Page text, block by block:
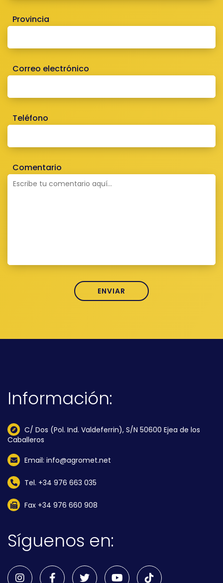
Provincia
Correo electrónico
Teléfono
Comentario
Información:
C/ Dos (Pol. Ind. Valdeferrin), S/N 50600 Ejea de los
Caballeros
Email: info@agromet.net
Tel. +34 976 663 035
Fax +34 976 660 908
Síguenos en: